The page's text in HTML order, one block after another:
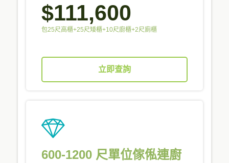
$111,600
包25尺高櫃+25尺矮櫃+10尺廚櫃+2尺廁櫃
立即查詢
600-1200 尺單位傢俬連廚